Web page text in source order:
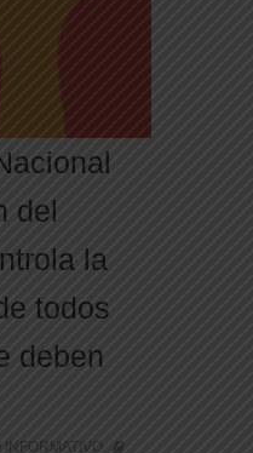
del
la
todos
deben
INFORMATIVO